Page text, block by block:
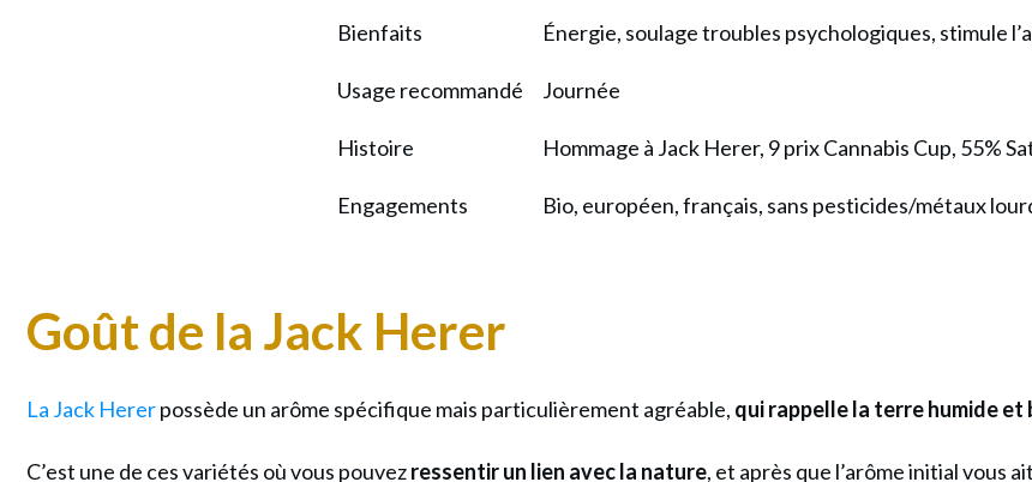
Bienfaits Énergie, soulage troubles psychologiques, stimule
Usage recommandé Journée
Histoire Hommage à Jack Herer, 9 prix Cannabis Cup, 55%
Engagements Bio, européen, français, sans pesticides/métaux
Goût de la Jack Herer
La Jack Hererpossède un arôme spécifique mais particulièrement agréable, qui rappelle la terre humide et
C’est une de ces variétés où vous pouvezressentir un lien avec la nature, et après que l’arôme initial vous